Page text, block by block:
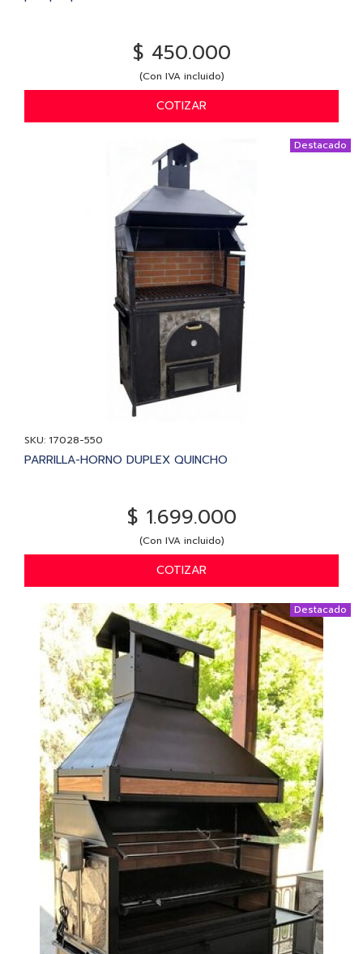
$ 450.000
(Con IVA incluido)
COTIZAR
Destacado
SKU: 17028-550
PARRILLA-HORNO DUPLEX QUINCHO
$ 1.699.000
(Con IVA incluido)
COTIZAR
Destacado